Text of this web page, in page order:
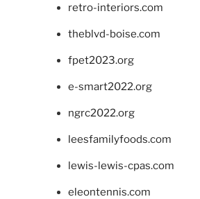
retro-interiors.com
theblvd-boise.com
fpet2023.org
e-smart2022.org
ngrc2022.org
leesfamilyfoods.com
lewis-lewis-cpas.com
eleontennis.com